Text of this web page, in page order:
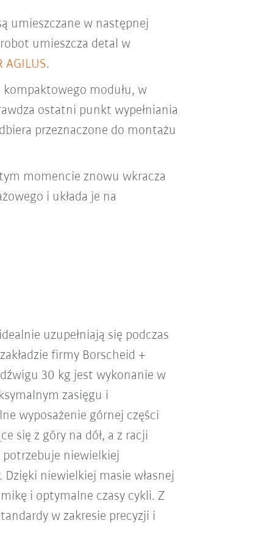
umieszczane w następnej
umieszcza detal w
AGILUS.
modułu, w
ostatni punkt wypełniania
przeznaczone do montażu
momencie znowu wkracza
i układa je na
uzupełniają się podczas
firmy Borscheid +
30 kg jest wykonanie w
zasięgu i
wyposażenie górnej części
się z góry na dół, a z racji
niewielkiej
niewielkiej masie własnej
i optymalne czasy cykli. Z
w zakresie precyzji i